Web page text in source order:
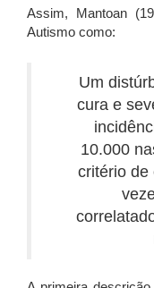
Assim, Mantoan
Autismo como:
Um
cura e
10.000
critério de